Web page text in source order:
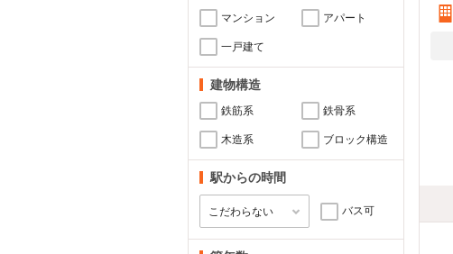
マンション アパート
一戸建て
建物構造
鉄筋系 鉄骨系
木造系 ブロック構造
駅からの時間
バス可